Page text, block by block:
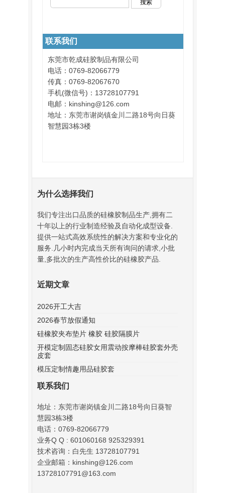
联系我们
东莞市乾成硅胶制品有限公司
电话：0769-82066779
传真：0769-82067670
手机(微信号)：13728107791
电邮：kinshing@126.com
地址：东莞市谢岗镇金川二路18号向日葵
智慧园3栋3楼
为什么选择我们
我们专注出口品质的硅橡胶制品生产,拥有二
十年以上的行业制造经验及自动化成型设备.
提供一站式高效系统性的解决方案和专业化的
服务.几小时内完成当天所有询问的请求,小批
量,多批次的生产高性价比的硅橡胶产品.
近期文章
2026开工大吉
2026春节放假通知
硅橡胶夹布垫片 橡胶 硅胶隔膜片
开模定制固态硅胶女用震动按摩棒硅胶套外壳
皮套
模压定制情趣用品硅胶套
联系我们
地址：东莞市谢岗镇金川二路18号向日葵智
慧园3栋3楼
电话：0769-82066779
业务Q Q : 601060168 925329391
技术咨询：白先生 13728107791
企业邮箱：kinshing@126.com
13728107791@163.com